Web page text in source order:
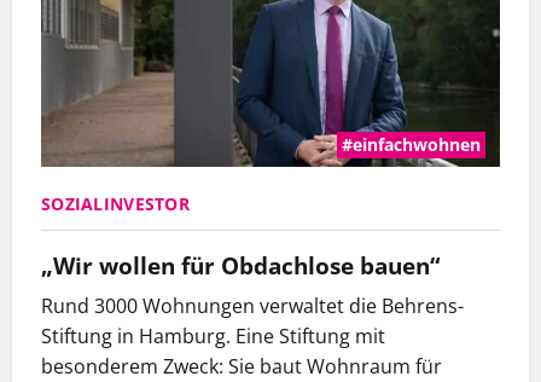
#einfachwohnen
SOZIALINVESTOR
„Wir wollen für Obdachlose bauen“
Rund 3000 Wohnungen verwaltet die Behrens-
Stiftung in Hamburg. Eine Stiftung mit
besonderem Zweck: Sie baut Wohnraum für